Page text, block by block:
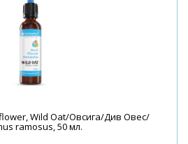
Wild Oat/Овсига/Див Овес/
ramosus, 50 мл.